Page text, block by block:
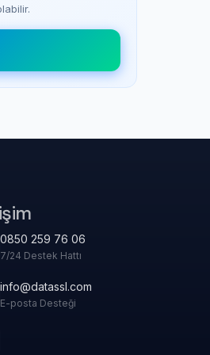
0850 259 76 06
7/24 Destek Hattı
info@datassl.com
E-posta Desteği